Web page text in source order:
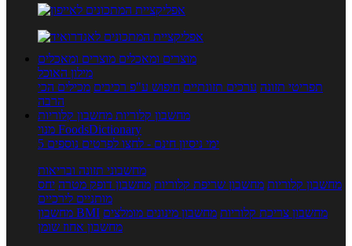
מוצרים ומאכלים מוצרים ומאכלים
מילון האוכל
תפריטי תזונה ערכים תזונתיים חיפוש ע"פ רכיבים מכילים הכי
הרבה
מחשבון קלוריות מחשבון קלוריות
מנוי FoodsDictionary
5 ימי ניסיון חינם - לחצו לפרטים נוספים
מחשבוני תזונה ובריאות
מחשבון קלוריות מחשבון שריפת קלוריות מחשבון דופק מטרה יחס
מותניים לירכיים
מחשבון BMI
מחשבון צריכת קלוריות מחשבון מינונים מומלצים
מחשבון אחוז שומן